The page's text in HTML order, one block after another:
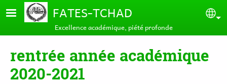
Aller au contenu principal
FATES-TCHAD
Excellence académique, piété profonde
rentrée année académique
2020-2021